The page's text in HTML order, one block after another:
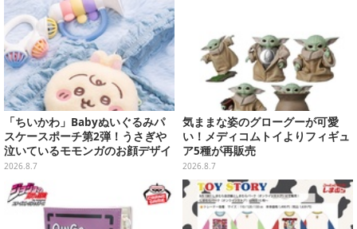
「ちいかわ」Babyぬいぐるみパ
スケースポーチ第2弾！うさぎや
泣いているモモンガのお顔デザイ
ン全4種が8月下旬プライズ展開
2026.8.7
気ままな姿のグローグーが可愛
い！メディコムトイよりフィギュ
ア5種が再販売
2026.8.7